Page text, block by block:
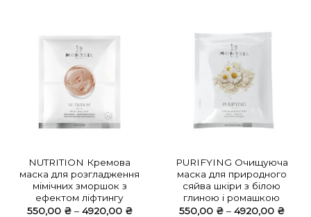
NUTRITION Кремова
маска для розгладження
мімічних зморшок з
ефектом ліфтингу
550,00 ₴ – 4920,00 ₴Діапазон
PURIFYING Очищуюча
маска для природного
сяйва шкіри з білою
глиною і ромашкою
550,00 ₴ – 4920,00 ₴